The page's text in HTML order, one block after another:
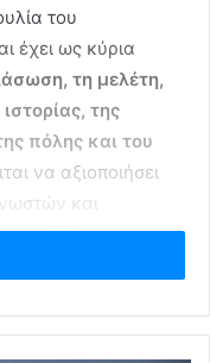
του
έχει ως κύρια
τη μελέτη,
της
πόλης και του
να αξιοποιήσει
και
καθόρισαν την